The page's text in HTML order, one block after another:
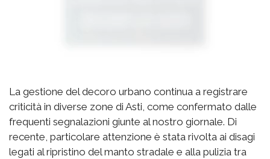
La gestione del decoro urbano continua a registrare
criticità in diverse zone di Asti, come confermato dalle
frequenti segnalazioni giunte al nostro giornale. Di
recente, particolare attenzione è stata rivolta ai disagi
legati al ripristino del manto stradale e alla pulizia tra